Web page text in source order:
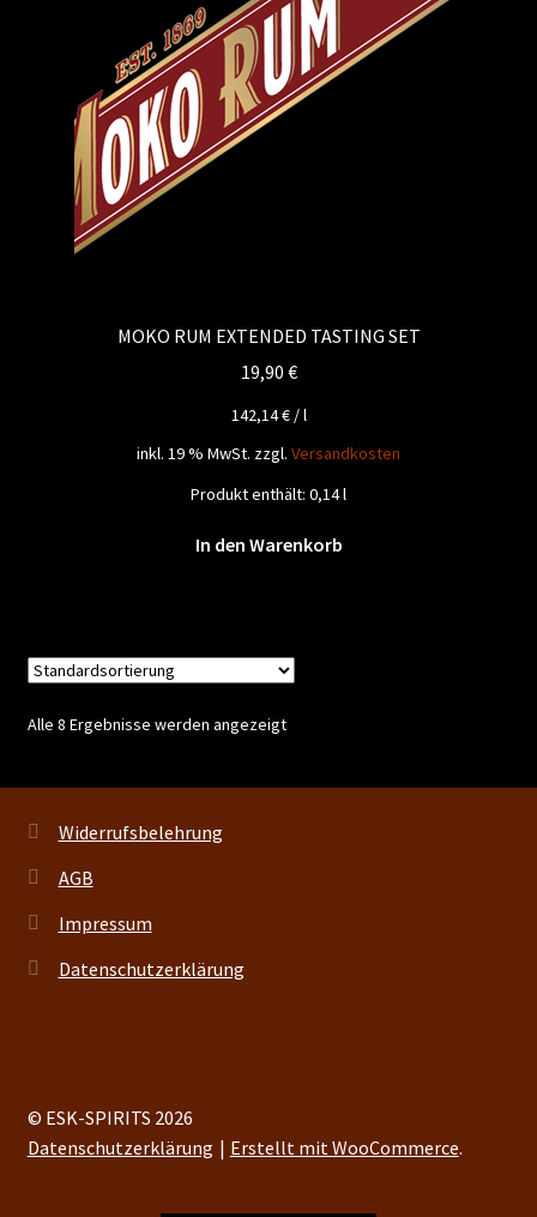
MOKO RUM EXTENDED TASTING SET
19,90 €
142,14€/l
inkl. 19 % MwSt. zzgl. Versandkosten
Produkt enthält: 0,14l
In den Warenkorb
Alle 8 Ergebnisse werden angezeigt
Widerrufsbelehrung
AGB
Impressum
Datenschutzerklärung
© ESK-SPIRITS 2026
Datenschutzerklärung
Erstellt mit WooCommerce.